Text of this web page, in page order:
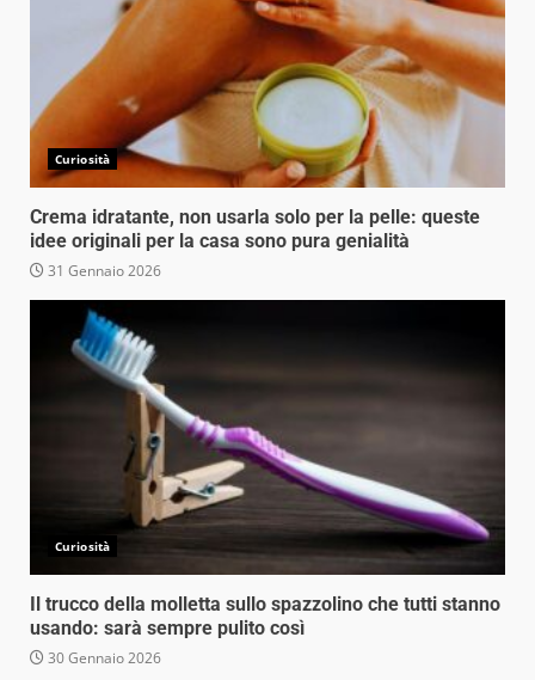
Curiosità
Crema idratante, non usarla solo per la pelle: queste
idee originali per la casa sono pura genialità
31 Gennaio 2026
Curiosità
Il trucco della molletta sullo spazzolino che tutti stanno
usando: sarà sempre pulito così
30 Gennaio 2026